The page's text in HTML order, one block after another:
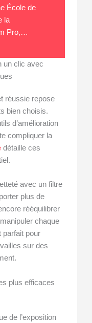
École de
la
Pro,…
un clic avec
réussie repose
bien choisis.
d’amélioration
compliquer la
détaille ces
avec un filtre
plus de
rééquilibrer
chaque
parfait pour
sur des
plus efficaces
de l’exposition